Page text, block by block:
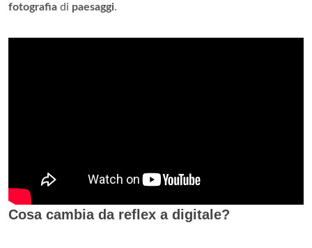
fotografia di paesaggi.
Cosa cambia da reflex a digitale?